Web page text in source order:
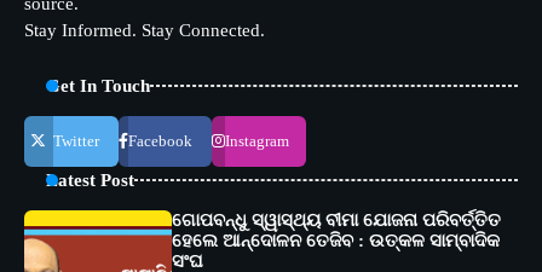
Stay Informed. Stay Connected.
Get In Touch
Twitter Facebook Instagram
Latest Post
ଗୋପବନ୍ଧୁ ସ୍ୱାସ୍ଥ୍ୟ ବୀମା ଯୋଜନା ପରିବର୍ତ୍ତିତ
ହେଲେ ଆନ୍ଦୋଳନ ତେଜିବ : ଉତ୍କଳ ସାମ୍ବାଦିକ
ସଂଘ